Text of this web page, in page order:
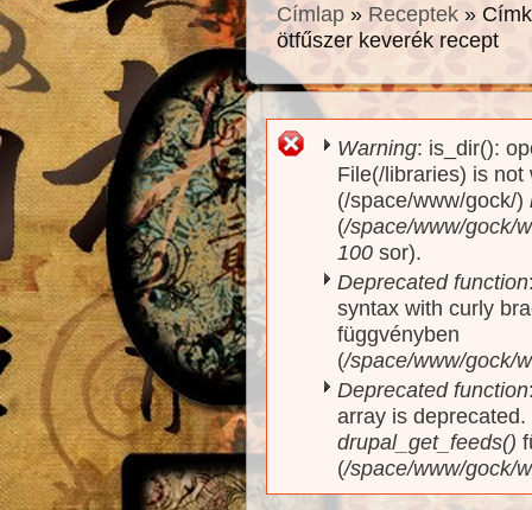
Címlap » Receptek »
ötfűszer keverék recept
Hibaüzenet
Warning: is_dir():
File(/libraries) is
(/space/www/gock/)
(/space/www/gock/
100 sor).
Deprecated function
syntax with curly
függvényben
(/space/www/gock/
Deprecated function
array is
drupal_get_feeds()
(/space/www/gock/